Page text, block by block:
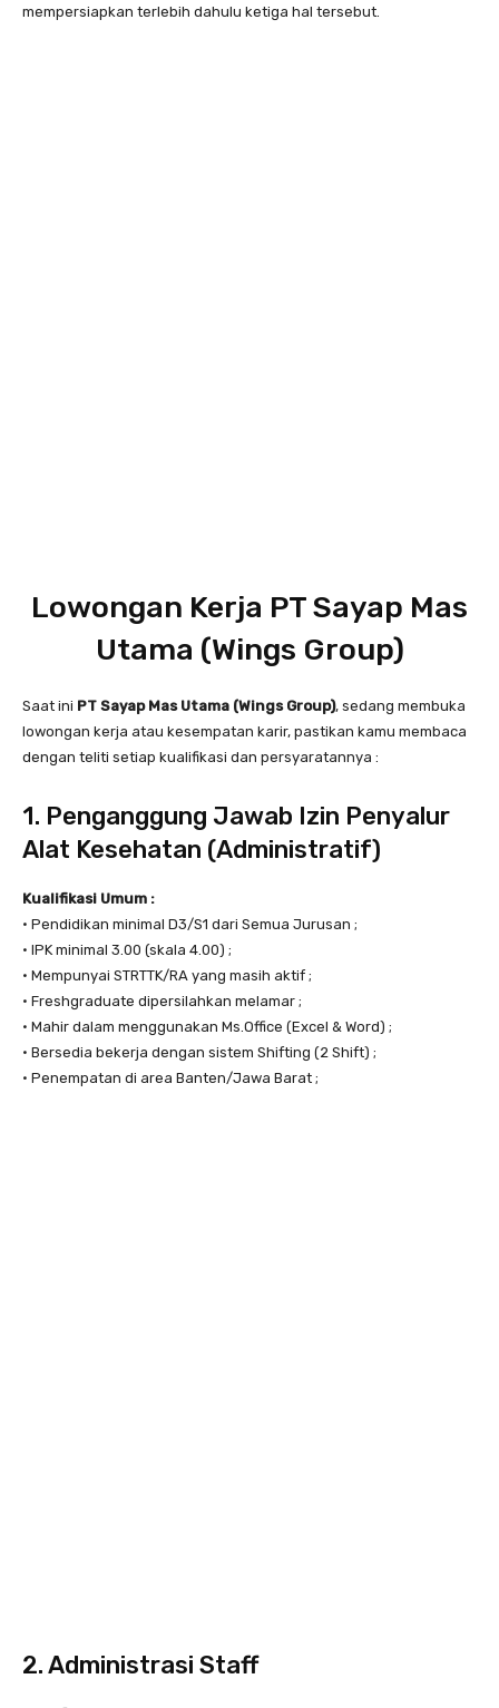
mempersiapkan terlebih dahulu ketiga hal tersebut.
Lowongan Kerja PT Sayap Mas
Utama (Wings Group)
Saat ini PT Sayap Mas Utama (Wings Group), sedang membuka
lowongan kerja atau kesempatan karir, pastikan kamu membaca
dengan teliti setiap kualifikasi dan persyaratannya :
1. Penganggung Jawab Izin Penyalur
Alat Kesehatan (Administratif)
Kualifikasi Umum :
• Pendidikan minimal D3/S1 dari Semua Jurusan ;
• IPK minimal 3.00 (skala 4.00) ;
• Mempunyai STRTTK/RA yang masih aktif ;
• Freshgraduate dipersilahkan melamar ;
• Mahir dalam menggunakan Ms.Office (Excel & Word) ;
• Bersedia bekerja dengan sistem Shifting (2 Shift) ;
• Penempatan di area Banten/Jawa Barat ;
2. Administrasi Staff